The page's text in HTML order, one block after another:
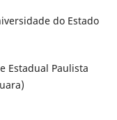
do Estado
Estadual Paulista